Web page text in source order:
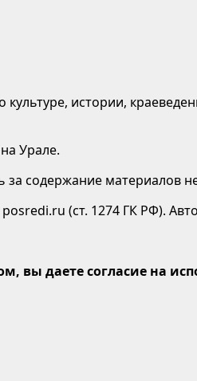
истории,
Урале.
содержание материалов
(ст. 1274 ГК РФ).
вы даете согласие на